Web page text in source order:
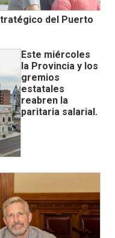
del Puerto
Este miércoles
la Provincia y los
gremios
estatales
reabren la
paritaria salarial.